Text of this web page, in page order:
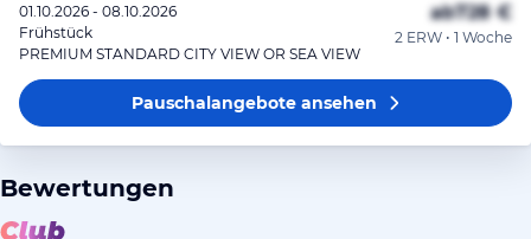
01.10.2026 - 08.10.2026
Frühstück
PREMIUM STANDARD CITY VIEW OR SEA VIEW
ab728 €
2 ERW • 1 Woche
Pauschalangeboteansehen
Bewertungen